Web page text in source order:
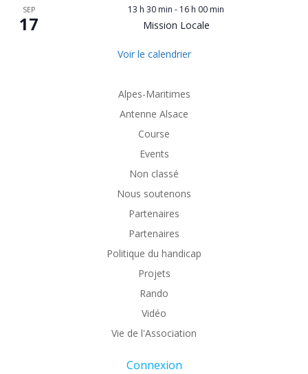
SEP
17
13 h 30 min - 16 h 00 min
Mission Locale
Voir le calendrier
Alpes-Maritimes
Antenne Alsace
Course
Events
Non classé
Nous soutenons
Partenaires
Partenaires
Politique du handicap
Projets
Rando
Vidéo
Vie de l'Association
Connexion